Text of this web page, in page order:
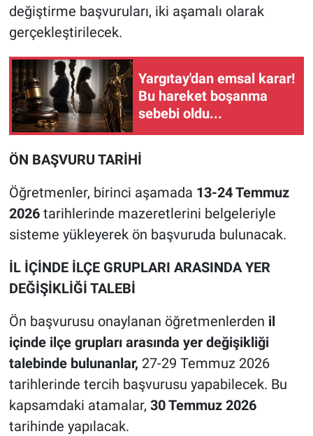
değiştirme başvuruları, iki aşamalı olarak
gerçekleştirilecek.
Yargıtay'dan emsal karar!
Bu hareket boşanma
sebebi oldu...
ÖN BAŞVURU TARİHİ
Öğretmenler, birinci aşamada 13-24 Temmuz
2026tarihlerinde mazeretlerini belgeleriyle
sisteme yükleyerek ön başvuruda bulunacak.
İL İÇİNDE İLÇE GRUPLARI ARASINDA YER
DEĞİŞİKLİĞİ TALEBİ
Ön başvurusu onaylanan öğretmenlerden il
içinde ilçe grupları arasında yer değişikliği
talebinde bulunanlar, 27-29 Temmuz 2026
tarihlerinde tercih başvurusu yapabilecek. Bu
kapsamdaki atamalar, 30 Temmuz 2026
tarihinde yapılacak.